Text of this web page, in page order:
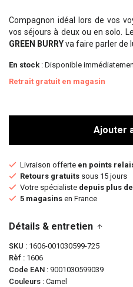
Compagnon idéal lors de vos
vos séjours à deux ou en solo. Le
GREEN BURRYva faire parler de
En stock : Disponible
Retrait gratuit en magasin
Ajouter
Livraison offerte en points
Retours gratuits sous 15 jours
Votre spécialiste depuis plus
5 magasins en France
Détails & entretien
SKU
1606-001030599-725
Rèf
1606
Code EAN 9001030599039
Couleurs Camel